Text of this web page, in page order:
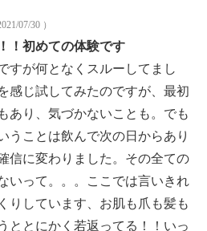
07/30 ）
！初めての体験です
すが何となくスルーしてまし
感じ試してみたのですが、最初
あり、気づかないことも。でも
うことは飲んで次の日からあり
信に変わりました。その全ての
いって。。。ここでは言いきれ
りしています、お肌も爪も髪も
ととにかく若返ってる！！いっ